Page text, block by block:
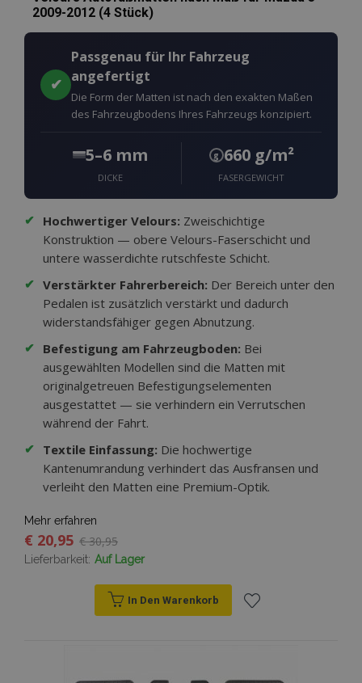
2009-2012 (4 Stück)
✔
Passgenau für Ihr Fahrzeug
angefertigt
Die Form der Matten ist nach den exakten Maßen
des Fahrzeugbodens Ihres Fahrzeugs konzipiert.
5–6 mm
DICKE
g 660 g/m²
FASERGEWICHT
✔ Hochwertiger Velours: Zweischichtige
Konstruktion — obere Velours-Faserschicht und
untere wasserdichte rutschfeste Schicht.
✔ Verstärkter Fahrerbereich: Der Bereich unter den
Pedalen ist zusätzlich verstärkt und dadurch
widerstandsfähiger gegen Abnutzung.
✔ Befestigung am Fahrzeugboden: Bei
ausgewählten Modellen sind die Matten mit
originalgetreuen Befestigungselementen
ausgestattet — sie verhindern ein Verrutschen
während der Fahrt.
✔ Textile Einfassung: Die hochwertige
Kantenumrandung verhindert das Ausfransen und
verleiht den Matten eine Premium-Optik.
Mehr erfahren
€ 20,95 € 30,95
Lieferbarkeit: Auf Lager
In Den Warenkorb